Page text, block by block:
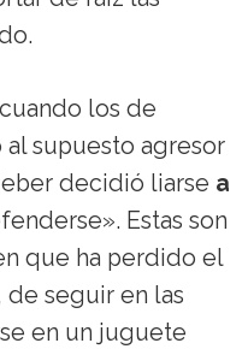
los de
supuesto agresor
decidió liarse a
Estas son
que ha perdido el
seguir en las
en un juguete